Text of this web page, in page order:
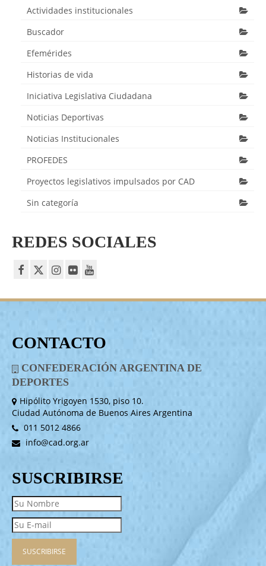
Actividades institucionales
Buscador
Efemérides
Historias de vida
Iniciativa Legislativa Ciudadana
Noticias Deportivas
Noticias Institucionales
PROFEDES
Proyectos legislativos impulsados por CAD
Sin categoría
REDES SOCIALES
CONTACTO
CONFEDERACIÓN ARGENTINA DE
DEPORTES
Hipólito Yrigoyen 1530, piso 10.
Ciudad Autónoma de Buenos Aires Argentina
011 5012 4866
info@cad.org.ar
SUSCRIBIRSE